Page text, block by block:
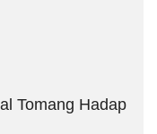
Tomang Hadap